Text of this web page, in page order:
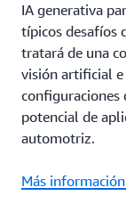
IA generativa
típicos desafíos
tratará de una
visión artificial
configuraciones
potencial de
automotriz.
Más